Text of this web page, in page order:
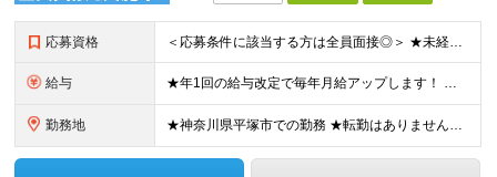
応募資格 ＜応募条件に該当する方は全員面接◎＞ ★未経験・第二新卒大歓迎！ ★社会人＆正社員デビューを実現できます！ ◆学歴不問 ◆65歳未満の方（定年年齢を上限とするため） ◆転職回数・ブランク不問 ≪人
給与 ★年1回の給与改定で毎年月給アップします！ ★家族・夜勤・深夜・健診など多彩な各種手当をご用意！ 月給22万1,000円～23万6,000円＋残業手当＋その他手当 ※上記は最低保証額です。年1回の給
勤務地 ★神奈川県平塚市での勤務 ★転勤はありません！ ★車・バイク通勤OK ≪本社≫ 神奈川県平塚市四之宮2-14-52 (変更の範囲)上記を除く当社関連勤務地